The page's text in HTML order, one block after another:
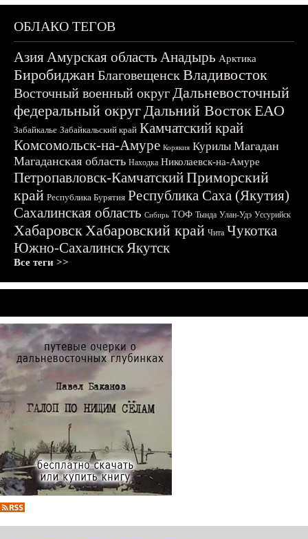
ОБЛАКО ТЕГОВ
АзияАмурская область Анадырь Арктика
БиробиджанБлаговещенскВладивосток
Восточный военный округДальневосточный
федеральный округДальний ВостокЕАО
Забайкалье Забайкальский край Камчатский край
Комсомольск-на-Амуре Корякия Курилы Магадан
Магаданская область Находка Николаевск-на-Амуре
Петропавловск-КамчатскийПриморский
край Республика Бурятия Республика Саха (Якутия)
Сахалинская область Сибирь ТОФ Тында Улан-Удэ Уссурийск
ХабаровскХабаровский край Чита Чукотка
Южно-СахалинскЯкутск
Все теги >>